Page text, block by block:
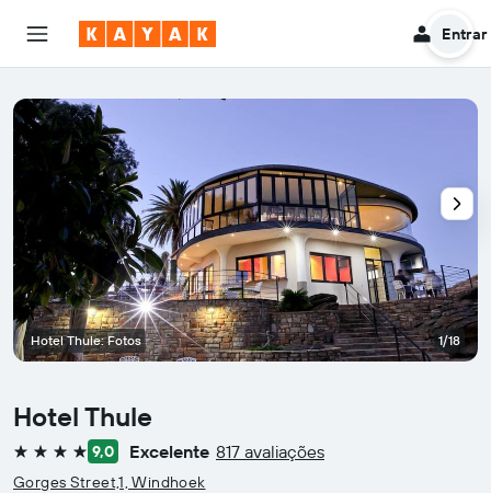
Entrar
Hotel Thule
4 estrelas 9,0 Excelente 817 avaliações
Gorges Street,1, Windhoek
Hotel Thule: Fotos 1/18